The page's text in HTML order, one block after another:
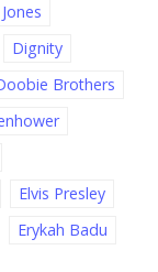
Dignity
Brothers
Elvis Presley
Erykah Badu